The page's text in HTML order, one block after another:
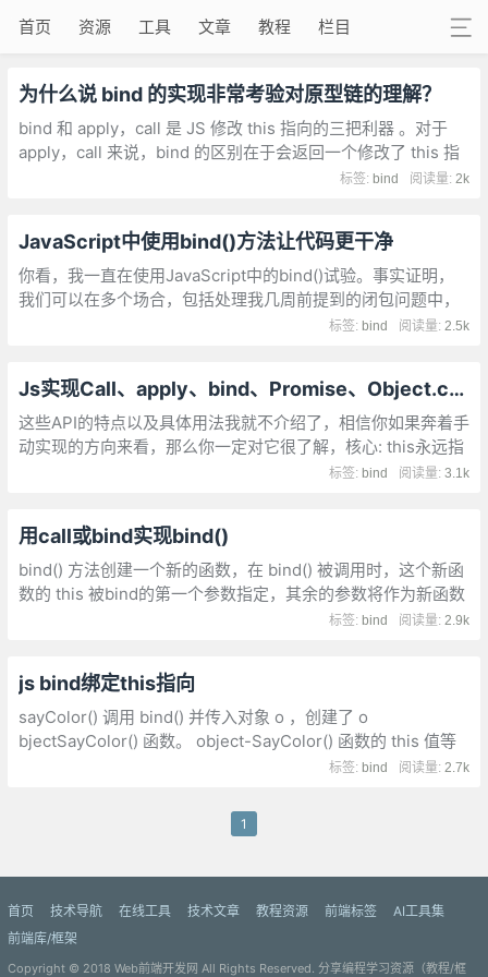
首页 资源 工具 文章 教程 栏目
为什么说 bind 的实现非常考验对原型链的理解？
bind 和 apply，call 是 JS 修改 this 指向的三把利器 。对于
apply，call 来说，bind 的区别在于会返回一个修改了 this 指
阅读量: 2k
标签: bind
JavaScript中使用bind()方法让代码更干净
你看，我一直在使用JavaScript中的bind()试验。事实证明，
我们可以在多个场合，包括处理我几周前提到的闭包问题中，
阅读量: 2.5k
标签: bind
Js实现Call、apply、bind、Promise、Object.create、new、reduce
这些API的特点以及具体用法我就不介绍了，相信你如果奔着手
动实现的方向来看，那么你一定对它很了解，核心: this永远指
阅读量:3.1k
标签: bind
用call或bind实现bind()
bind() 方法创建一个新的函数，在 bind() 被调用时，这个新函
数的 this 被bind的第一个参数指定，其余的参数将作为新函数
的参数供调用时使用。那bind创建的这个新函数还有其他什么
阅读量: 2.9k
标签: bind
js bind绑定this指向
sayColor() 调用 bind() 并传入对象 o ，创建了 o
bjectSayColor() 函数。 object-SayColor() 函数的 this 值等
于 o ，因此即使是在全局作用域中调用这个函数,bind与阅读量: 2.7k
标签: bind
1
首页 技术导航 在线工具 技术文章 教程资源 前端标签
AI工具集
前端库/框架